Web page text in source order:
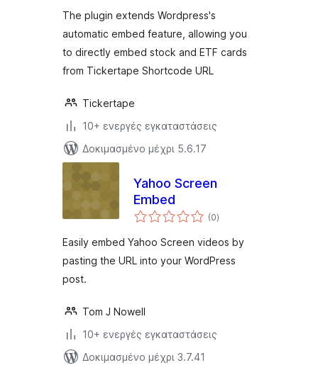
The plugin extends Wordpress's
automatic embed feature, allowing you
to directly embed stock and ETF cards
from Tickertape Shortcode URL
Tickertape
10+ ενεργές εγκαταστάσεις
Δοκιμασμένο μέχρι 5.6.17
Yahoo Screen
Embed
(0αξιολογήσεις
σύνολο
)
Easily embed Yahoo Screen videos by
pasting the URL into your WordPress
post.
Tom J Nowell
10+ ενεργές εγκαταστάσεις
Δοκιμασμένο μέχρι 3.7.41